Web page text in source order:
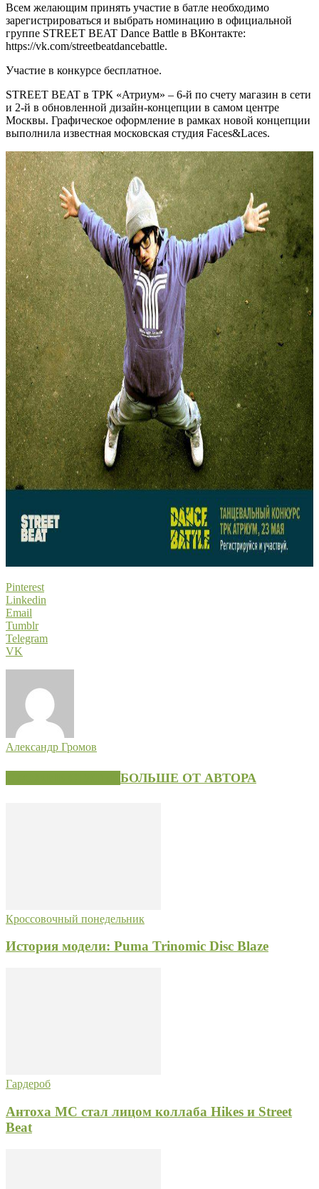
Всем желающим принять участие в батле необходимо
зарегистрироваться и выбрать номинацию в официальной
группе STREET BEAT Dance Battle в ВКонтакте:
https://vk.com/streetbeatdancebattle.
Участие в конкурсе бесплатное.
STREET BEAT в ТРК «Атриум» – 6-й по счету магазин в сети
и 2-й в обновленной дизайн-концепции в самом центре
Москвы. Графическое оформление в рамках новой концепции
выполнила известная московская студия Faces&Laces.
Pinterest
Linkedin
Email
Tumblr
Telegram
VK
Александр Громов
БОЛЬШЕ ОТ АВТОРА
Кроссовочный понедельник
История модели: Puma Trinomic Disc Blaze
Гардероб
Антоха MC стал лицом коллаба Hikes и Street
Beat